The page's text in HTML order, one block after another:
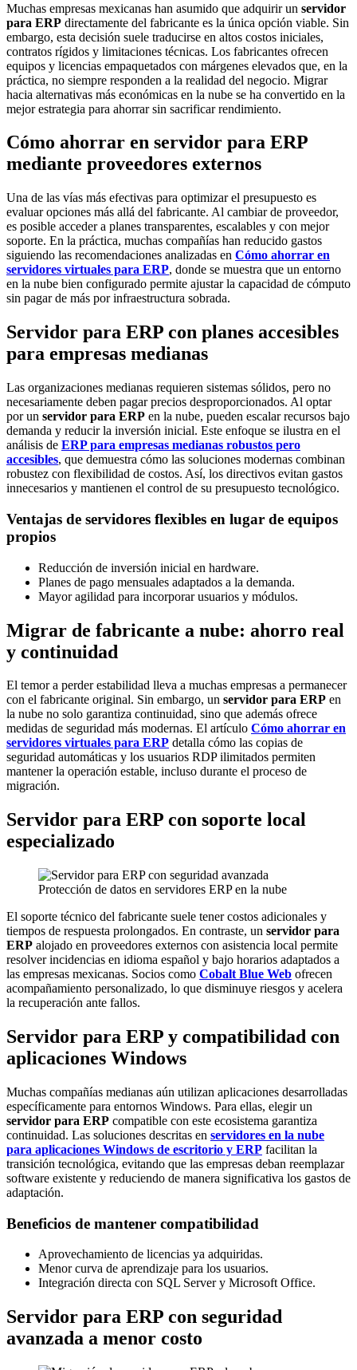
Muchas empresas mexicanas han asumido que adquirir un servidor
para ERP directamente del fabricante es la única opción viable. Sin
embargo, esta decisión suele traducirse en altos costos iniciales,
contratos rígidos y limitaciones técnicas. Los fabricantes ofrecen
equipos y licencias empaquetados con márgenes elevados que, en la
práctica, no siempre responden a la realidad del negocio. Migrar
hacia alternativas más económicas en la nube se ha convertido en la
mejor estrategia para ahorrar sin sacrificar rendimiento.
Cómo ahorrar en servidor para ERP
mediante proveedores externos
Una de las vías más efectivas para optimizar el presupuesto es
evaluar opciones más allá del fabricante. Al cambiar de proveedor,
es posible acceder a planes transparentes, escalables y con mejor
soporte. En la práctica, muchas compañías han reducido gastos
siguiendo las recomendaciones analizadas en Cómo ahorrar en
servidores virtuales para ERP, donde se muestra que un entorno
en la nube bien configurado permite ajustar la capacidad de cómputo
sin pagar de más por infraestructura sobrada.
Servidor para ERP con planes accesibles
para empresas medianas
Las organizaciones medianas requieren sistemas sólidos, pero no
necesariamente deben pagar precios desproporcionados. Al optar
por un servidor para ERP en la nube, pueden escalar recursos bajo
demanda y reducir la inversión inicial. Este enfoque se ilustra en el
análisis de ERP para empresas medianas robustos pero
accesibles, que demuestra cómo las soluciones modernas combinan
robustez con flexibilidad de costos. Así, los directivos evitan gastos
innecesarios y mantienen el control de su presupuesto tecnológico.
Ventajas de servidores flexibles en lugar de equipos
propios
Reducción de inversión inicial en hardware.
Planes de pago mensuales adaptados a la demanda.
Mayor agilidad para incorporar usuarios y módulos.
Migrar de fabricante a nube: ahorro real
y continuidad
El temor a perder estabilidad lleva a muchas empresas a permanecer
con el fabricante original. Sin embargo, un servidor para ERP en
la nube no solo garantiza continuidad, sino que además ofrece
medidas de seguridad más modernas. El artículo Cómo ahorrar en
servidores virtuales para ERP detalla cómo las copias de
seguridad automáticas y los usuarios RDP ilimitados permiten
mantener la operación estable, incluso durante el proceso de
migración.
Servidor para ERP con soporte local
especializado
Protección de datos en servidores ERP en la nube
El soporte técnico del fabricante suele tener costos adicionales y
tiempos de respuesta prolongados. En contraste, un servidor para
ERP alojado en proveedores externos con asistencia local permite
resolver incidencias en idioma español y bajo horarios adaptados a
las empresas mexicanas. Socios como Cobalt Blue Web ofrecen
acompañamiento personalizado, lo que disminuye riesgos y acelera
la recuperación ante fallos.
Servidor para ERP y compatibilidad con
aplicaciones Windows
Muchas compañías medianas aún utilizan aplicaciones desarrolladas
específicamente para entornos Windows. Para ellas, elegir un
servidor para ERP compatible con este ecosistema garantiza
continuidad. Las soluciones descritas en servidores en la nube
para aplicaciones Windows de escritorio y ERP facilitan la
transición tecnológica, evitando que las empresas deban reemplazar
software existente y reduciendo de manera significativa los gastos de
adaptación.
Beneficios de mantener compatibilidad
Aprovechamiento de licencias ya adquiridas.
Menor curva de aprendizaje para los usuarios.
Integración directa con SQL Server y Microsoft Office.
Servidor para ERP con seguridad
avanzada a menor costo